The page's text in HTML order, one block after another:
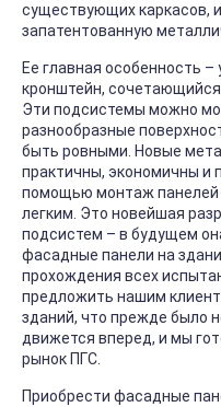
существующих каркасов,
запатентованную
Ее главная особенность
кронштейн,
Эти подсистемы можно
разнообразные
быть ровными. Новые
практичны, экономичны и
помощью монтаж панелей
легким. Это новейшая
подсистем – в будущем
фасадные панели на
прохождения всех
предложить нашим
зданий, что прежде было
движется вперед, и мы
рынок ПГС.
Приобрести фасадные